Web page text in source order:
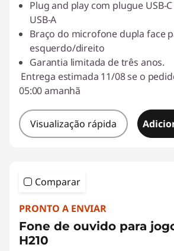
Plug and play com plugue USB-
USB-A
Braço do microfone dupla face
esquerdo/direito
Garantia limitada de três anos.
Entrega estimada 11/08 se o
05:00 amanhã
Visualização rápida
Comparar
PRONTO A ENVIAR
Fone de ouvido para
H210